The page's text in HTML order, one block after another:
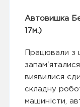
Автовишка
17м.)
Працювали з
виявилися
складну
машиністи,